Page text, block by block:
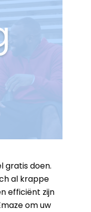
gratis doen.
al krappe
efficiënt zijn
om uw